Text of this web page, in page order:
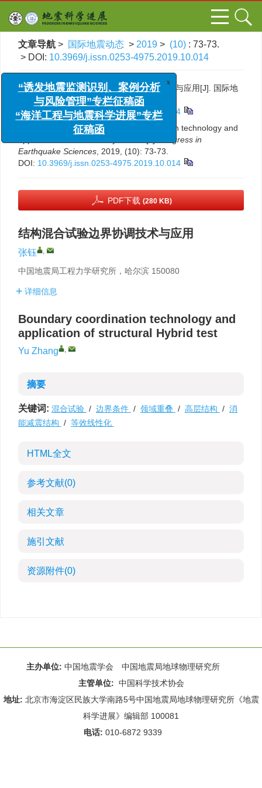
文章导航 > 国际地震动态 > 2019 > (10) : 73-73.
> DOI: 10.3969/j.issn.0253-4975.2019.10.014
引用本文:张钰. 结构混合试验边界协调技术与应用[J]. 国际地
震动态, 2019, (10): 73-73.
DOI:10.3969/j.issn.0253-4975.2019.10.014
Yu Zhang. Boundary coordination technology and
Progress in
Earthquake Sciences , 2019, (10): 73-73.
DOI: 10.3969/j.issn.0253-4975.2019.10.014
PDF下载 (280 KB)
结构混合试验边界协调技术与应用
张钰 ,
中国地震局工程力学研究所，哈尔滨 150080
详细信息
Boundary coordination technology and
application of structural Hybrid test
Yu Zhang ,
摘要
关键词: 混合试验 / 边界条件 / 领域重叠 / 高层结构 / 消
能减震结构 / 等效线性化
HTML全文
参考文献(0)
相关文章
施引文献
资源附件(0)
主办单位: 中国地震学会 中国地震局地球物理研究所
主管单位: 中国科学技术协会
地址: 北京市海淀区民族大学南路5号中国地震局地球物理研究所《地震
科学进展》编辑部 100081
电话: 010-6872 9339
“诱发地震监测识别、案例分析
与风险管理”专栏征稿函
“海洋工程与地震科学进展”专栏
征稿函